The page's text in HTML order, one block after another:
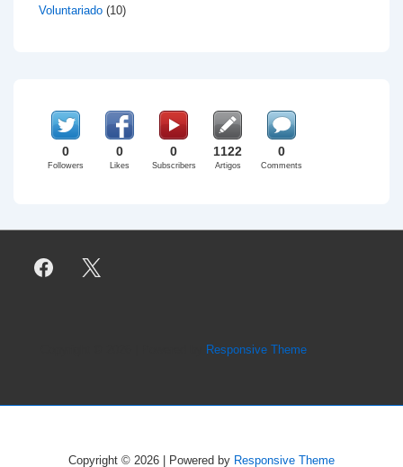
Voluntariado (10)
0
Followers
0
Likes
0
Subscribers
1122
Artigos
0
Comments
Responsive Theme
Copyright © 2026 | Powered by Responsive Theme